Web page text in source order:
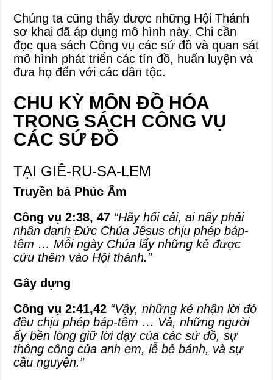
Chúng ta cũng thấy được những Hội Thánh
sơ khai đã áp dụng mô hình này. Chi cần
đọc qua sách Công vụ các sứ đồ và quan sát
mô hình phát triển các tín đồ, huấn luyện và
đưa họ đến với các dân tộc.
CHU KỲ MÔN ĐỒ HÓA
TRONG SÁCH CÔNG VỤ
CÁC SỨ ĐỒ
TẠI GIÊ-RU-SA-LEM
Truyền bá Phúc Âm
Công vụ 2:38, 47 “Hãy hối cải, ai nấy phải
nhân danh Đức Chúa Jêsus chịu phép báp-
têm … Mỗi ngày Chúa lấy những kẻ được
cứu thêm vào Hội thánh.”
Gây dựng
Công vụ 2:41,42 “Vậy, những kẻ nhận lời đó
đều chịu phép báp-têm … Vả, những người
ấy bền lòng giữ lời dạy của các sứ đồ, sự
thông công của anh em, lễ bẻ bánh, và sự
cầu nguyện.”